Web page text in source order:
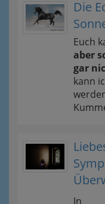
Die
Euch
aber
gar
kann
In